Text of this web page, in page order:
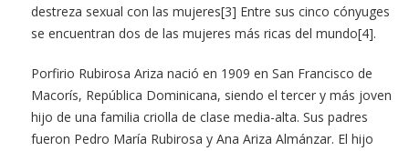
destreza sexual con las mujeres[3] Entre sus cinco cónyuges
se encuentran dos de las mujeres más ricas del mundo[4].
Porfirio Rubirosa Ariza nació en 1909 en San Francisco de
Macorís, República Dominicana, siendo el tercer y más joven
hijo de una familia criolla de clase media-alta. Sus padres
fueron Pedro María Rubirosa y Ana Ariza Almánzar. El hijo